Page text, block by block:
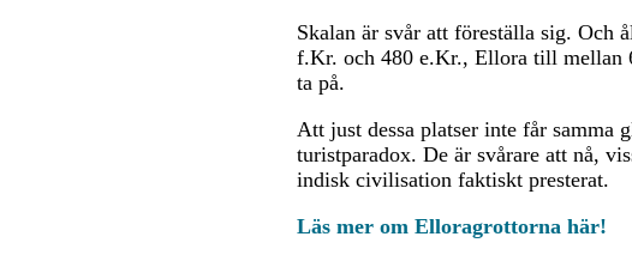
Skalan är svår att föreställa sig. Och
f.Kr. och 480 e.Kr., Ellora till mellan
ta på.
Att just dessa platser inte får samma
turistparadox. De är svårare att nå,
indisk civilisation faktiskt presterat.
Läs mer om Elloragrottorna här!